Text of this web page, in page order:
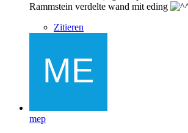
Rammstein verdelte wand mit eding
Zitieren
mep